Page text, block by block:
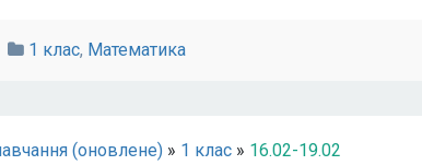
1 клас, Математика
(оновлене) » 1 клас » 16.02-19.02